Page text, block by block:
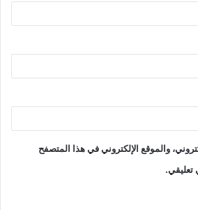
والموقع الإلكتروني في هذا المتصفح
تعليقي.